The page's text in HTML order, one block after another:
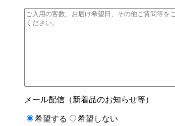
メール配信（新着品のお知らせ等）
希望する 希望しない